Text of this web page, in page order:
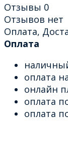
Отзывы 0
Отзывов нет
Оплата,
Оплата
оплата
онлайн
оплата
оплата